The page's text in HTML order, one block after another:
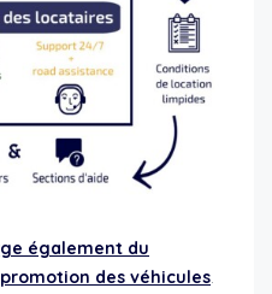
également du
des véhicules.